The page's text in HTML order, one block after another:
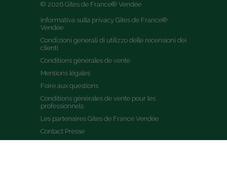
© 2026 Gîtes de France® Vendée
Informativa sulla privacy Gîtes de France®
Vendée
Condizioni generali di utilizzo delle recensioni dei
clienti
Conditions générales de vente
Mentions légales
Foire aux questions
Conditions générales de vente pour les
professionnels
Les partenaires Gites de France Vendée
Contact Presse